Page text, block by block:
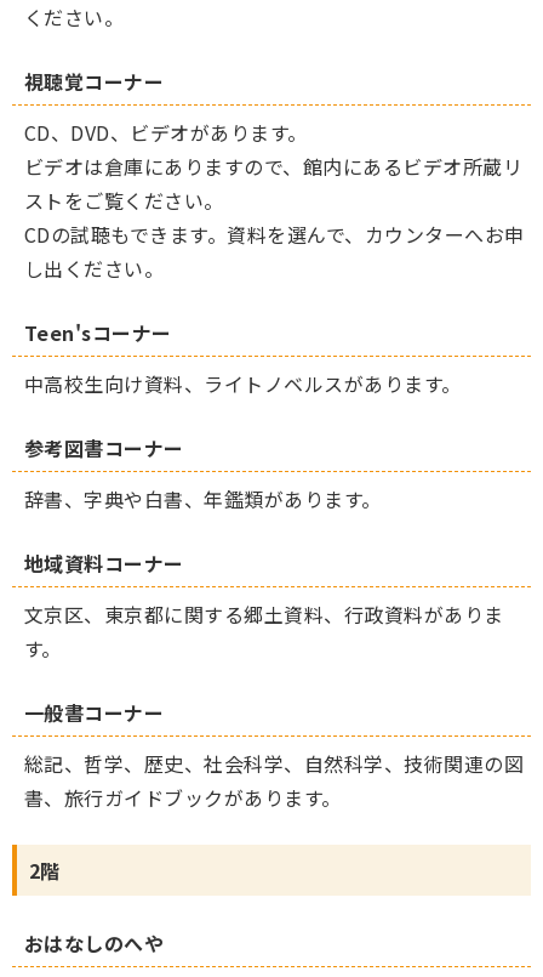
ください。
視聴覚コーナー
CD、DVD、ビデオがあります。
ビデオは倉庫にありますので、館内にあるビデオ所蔵リ
ストをご覧ください。
CDの試聴もできます。資料を選んで、カウンターへお申
し出ください。
Teen'sコーナー
中高校生向け資料、ライトノベルスがあります。
参考図書コーナー
辞書、字典や白書、年鑑類があります。
地域資料コーナー
文京区、東京都に関する郷土資料、行政資料がありま
す。
一般書コーナー
総記、哲学、歴史、社会科学、自然科学、技術関連の図
書、旅行ガイドブックがあります。
2階
おはなしのへや